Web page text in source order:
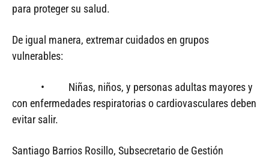
para proteger su salud.
De igual manera, extremar cuidados en grupos
vulnerables:
• Niñas, niños, y personas adultas mayores y
con enfermedades respiratorias o cardiovasculares deben
evitar salir.
Santiago Barrios Rosillo, Subsecretario de Gestión